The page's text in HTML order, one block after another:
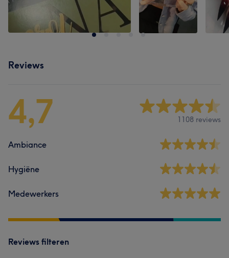
Reviews
4,7 1108 reviews
Ambiance
Hygiëne
Medewerkers
Reviews filteren